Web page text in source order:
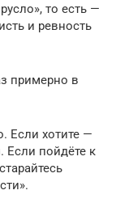
то есть —
и ревность
примерно в
Если хотите —
Если пойдёте к